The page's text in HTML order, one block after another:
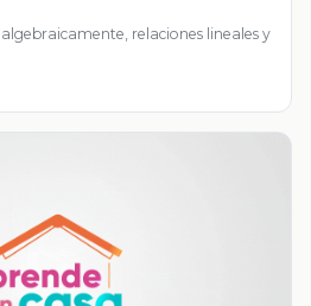
relaciones lineales y